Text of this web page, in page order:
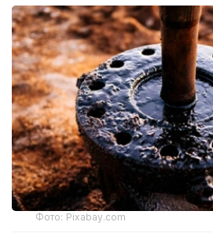
Фото: Pixabay.com